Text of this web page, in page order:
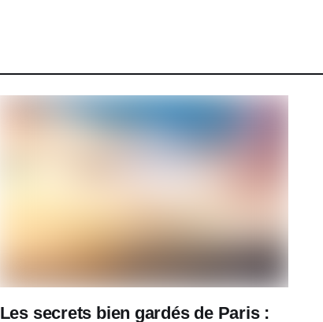
Les secrets bien gardés de Paris :